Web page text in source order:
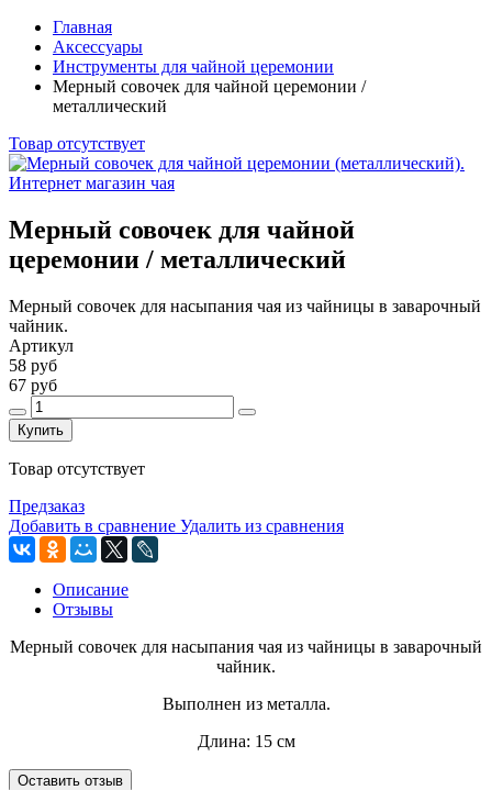
Главная
Аксессуары
Инструменты для чайной церемонии
Мерный совочек для чайной церемонии /
металлический
Товар отсутствует
Мерный совочек для чайной
церемонии / металлический
Мерный совочек для насыпания чая из чайницы в заварочный
чайник.
Артикул
58 руб
67 руб
Купить
Товар отсутствует
Предзаказ
Добавить в сравнение Удалить из сравнения
Описание
Отзывы
Мерный совочек для насыпания чая из чайницы в заварочный
чайник.
Выполнен из металла.
Длина: 15 см
Оставить отзыв